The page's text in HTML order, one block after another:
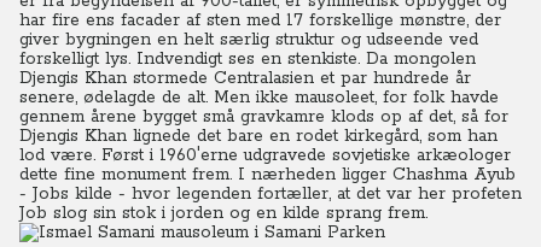
har fire ens facader af sten med 17 forskellige mønstre, der
giver bygningen en helt særlig struktur og udseende ved
forskelligt lys. Indvendigt ses en stenkiste. Da mongolen
Djengis Khan stormede Centralasien et par hundrede år
senere, ødelagde de alt. Men ikke mausoleet, for folk havde
gennem årene bygget små gravkamre klods op af det, så for
Djengis Khan lignede det bare en rodet kirkegård, som han
lod være. Først i 1960'erne udgravede sovjetiske arkæologer
dette fine monument frem. I nærheden ligger Chashma Ayub
- Jobs kilde - hvor legenden fortæller, at det var her profeten
Job slog sin stok i jorden og en kilde sprang frem.